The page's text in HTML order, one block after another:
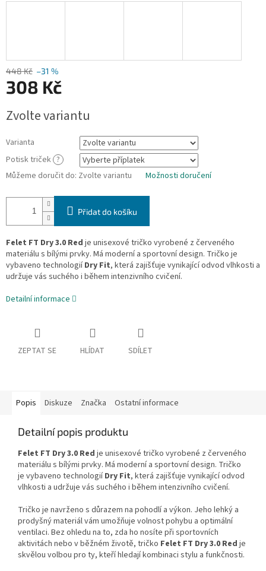
448 Kč –31 %
308 Kč
cena:
Zvolte variantu
Varianta
Potisk triček ?
Můžeme doručit do: Zvolte variantu Možnosti doručení
Přidat do košíku
Felet FT Dry 3.0 Red je unisexové tričko vyrobené z červeného
materiálu s bílými prvky. Má moderní a sportovní design. Tričko je
vybaveno technologiíDry Fit, která zajišťuje vynikající odvod vlhkosti a
udržuje vás suchého i během intenzivního cvičení.
Detailní informace
ZEPTAT SE HLÍDAT SDÍLET
Popis Diskuze Značka Ostatní informace
Detailní popis produktu
Felet FT Dry 3.0 Red je unisexové tričko vyrobené z červeného
materiálu s bílými prvky. Má moderní a sportovní design. Tričko
je vybaveno technologiíDry Fit, která zajišťuje vynikající odvod
vlhkosti a udržuje vás suchého i během intenzivního cvičení.
Tričko je navrženo s důrazem na pohodlí a výkon. Jeho lehký a
prodyšný materiál vám umožňuje volnost pohybu a optimální
ventilaci. Bez ohledu na to, zda ho nosíte při sportovních
aktivitách nebo v běžném životě, tričko Felet FT Dry 3.0 Red je
skvělou volbou pro ty, kteří hledají kombinaci stylu a funkčnosti.